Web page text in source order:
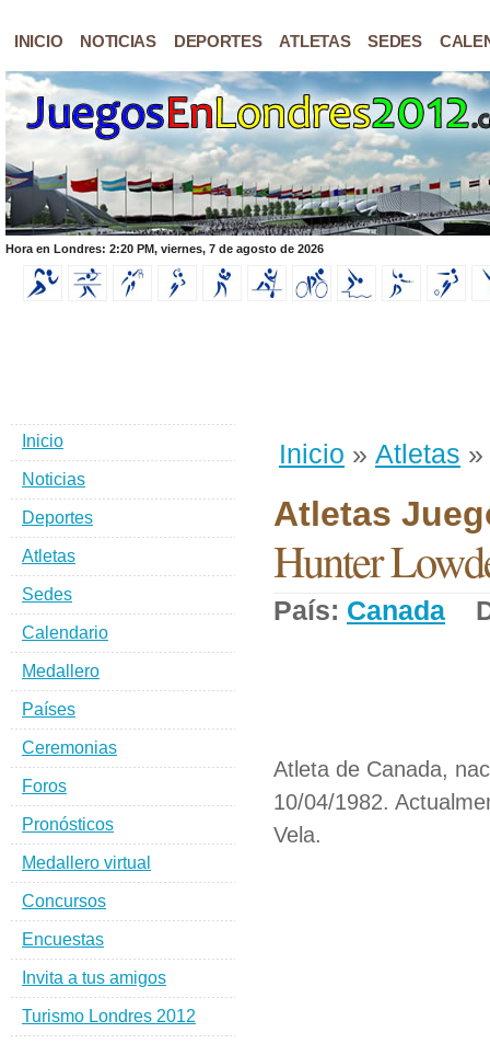
INICIO NOTICIAS DEPORTES ATLETAS SEDES
Hora en Londres: 2:20 PM, viernes, 7 de agosto de 2026
Inicio » Atletas »
Atletas
Hunter
País: Canada
Atleta de Canada,
10/04/1982.
Vela.
Inicio
Noticias
Deportes
Atletas
Sedes
Calendario
Medallero
Países
Ceremonias
Foros
Pronósticos
Medallero virtual
Concursos
Encuestas
Invita a tus amigos
Turismo Londres 2012